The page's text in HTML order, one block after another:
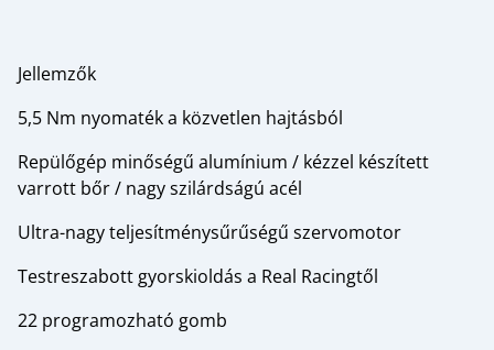
Jellemzők
5,5 Nm nyomaték a közvetlen hajtásból
Repülőgép minőségű alumínium / kézzel készített
varrott bőr / nagy szilárdságú acél
Ultra-nagy teljesítménysűrűségű szervomotor
Testreszabott gyorskioldás a Real Racingtől
22 programozható gomb